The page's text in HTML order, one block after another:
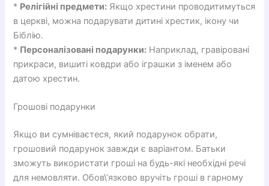
* Релігійні предмети: Якщо хрестини проводитимуться
в церкві, можна подарувати дитині хрестик, ікону чи
Біблію.
* Персоналізовані подарунки: Наприклад, гравіровані
прикраси, вишиті ковдри або іграшки з іменем або
датою хрестин.
Грошові подарунки
Якщо ви сумніваєтеся, який подарунок обрати,
грошовий подарунок завжди є варіантом. Батьки
зможуть використати гроші на будь-які необхідні речі
для немовляти. Обов\’язково вручіть гроші в гарному